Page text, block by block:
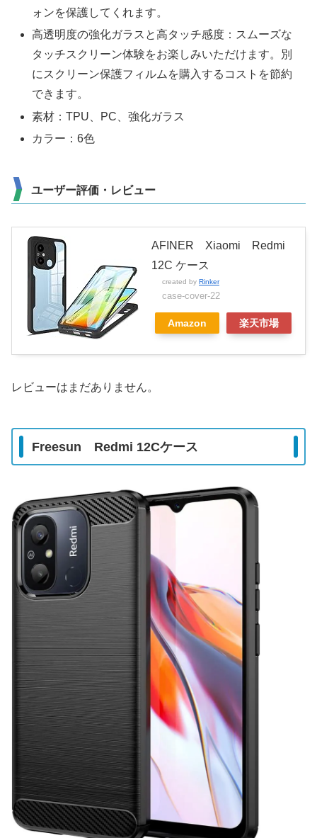
ォンを保護してくれます。
高透明度の強化ガラスと高タッチ感度：スムーズな
タッチスクリーン体験をお楽しみいただけます。別
にスクリーン保護フィルムを購入するコストを節約
できます。
素材：TPU、PC、強化ガラス
カラー：6色
ユーザー評価・レビュー
AFINER Xiaomi Redmi
12C ケース
created by Rinker
case-cover-22
Amazon 楽天市場
レビューはまだありません。
Freesun Redmi 12Cケース